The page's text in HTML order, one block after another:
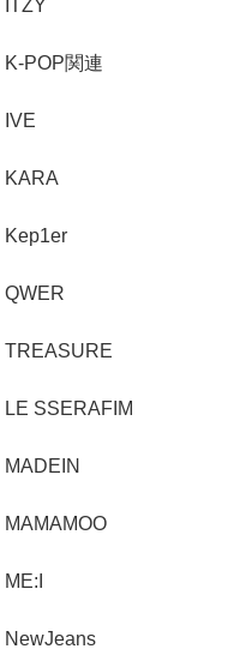
ITZY
K-POP関連
IVE
KARA
Kep1er
QWER
TREASURE
LE SSERAFIM
MADEIN
MAMAMOO
ME:I
NewJeans